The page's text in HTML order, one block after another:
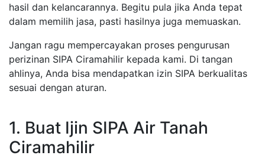
hasil dan kelancarannya. Begitu pula jika Anda tepat
dalam memilih jasa, pasti hasilnya juga memuaskan.
Jangan ragu mempercayakan proses pengurusan
perizinan SIPA Ciramahilir kepada kami. Di tangan
ahlinya, Anda bisa mendapatkan izin SIPA berkualitas
sesuai dengan aturan.
1. Buat Ijin SIPA Air Tanah
Ciramahilir